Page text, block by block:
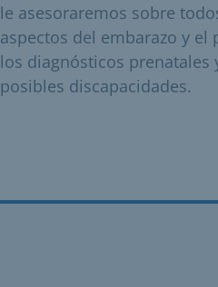
le asesoraremos sobre
aspectos del embarazo y el
los diagnósticos prenatales
posibles discapacidades.